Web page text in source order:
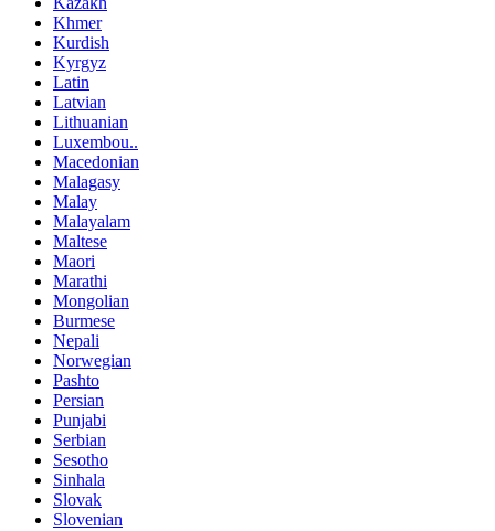
Khmer
Kurdish
Kyrgyz
Latin
Latvian
Lithuanian
Luxembou..
Macedonian
Malagasy
Malay
Malayalam
Maltese
Maori
Marathi
Mongolian
Burmese
Nepali
Norwegian
Pashto
Persian
Punjabi
Serbian
Sesotho
Sinhala
Slovak
Slovenian